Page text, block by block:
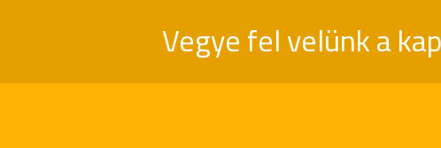
Vegye fel velünk a